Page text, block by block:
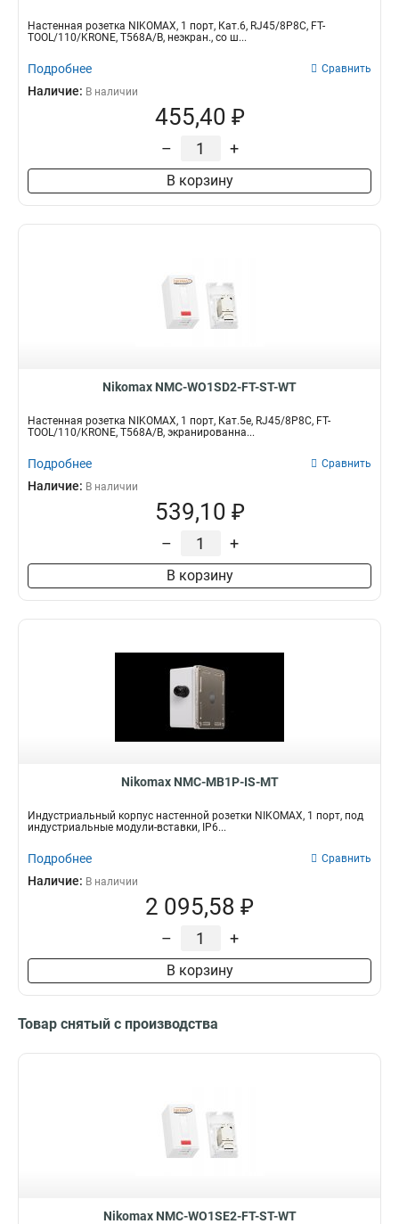
Настенная розетка NIKOMAX, 1 порт, Кат.6, RJ45/8P8C, FT-
TOOL/110/KRONE, T568A/B, неэкран., со ш...
Подробнее Сравнить
Наличие: В наличии
455,40 ₽
– +
В корзину
Nikomax NMC-WO1SD2-FT-ST-WT
Настенная розетка NIKOMAX, 1 порт, Кат.5e, RJ45/8P8C, FT-
TOOL/110/KRONE, T568A/B, экранированна...
Подробнее Сравнить
Наличие: В наличии
539,10 ₽
– +
В корзину
Nikomax NMC-MB1P-IS-MT
Индустриальный корпус настенной розетки NIKOMAX, 1 порт, под
индустриальные модули-вставки, IP6...
Подробнее Сравнить
Наличие: В наличии
2 095,58 ₽
– +
В корзину
Товар снятый с производства
Nikomax NMC-WO1SE2-FT-ST-WT